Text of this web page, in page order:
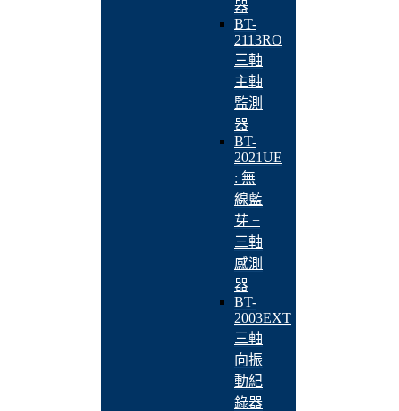
器
BT-
2113RO
三軸
主軸
監測
器
BT-
2021UE
: 無
線藍
芽 +
三軸
感測
器
BT-
2003EXT
三軸
向振
動紀
錄器